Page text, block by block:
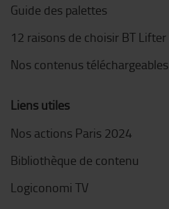
Guide des palettes
12 raisons de choisir BT Lifter
Nos contenus téléchargeables
Liens utiles
Nos actions Paris 2024
Bibliothèque de contenu
Logiconomi TV